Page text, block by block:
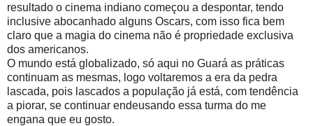
resultado o cinema indiano começou a despontar, tendo
inclusive abocanhado alguns Oscars, com isso fica bem
claro que a magia do cinema não é propriedade exclusiva
dos americanos.
O mundo está globalizado, só aqui no Guará as práticas
continuam as mesmas, logo voltaremos a era da pedra
lascada, pois lascados a população já está, com tendência
a piorar, se continuar endeusando essa turma do me
engana que eu gosto.